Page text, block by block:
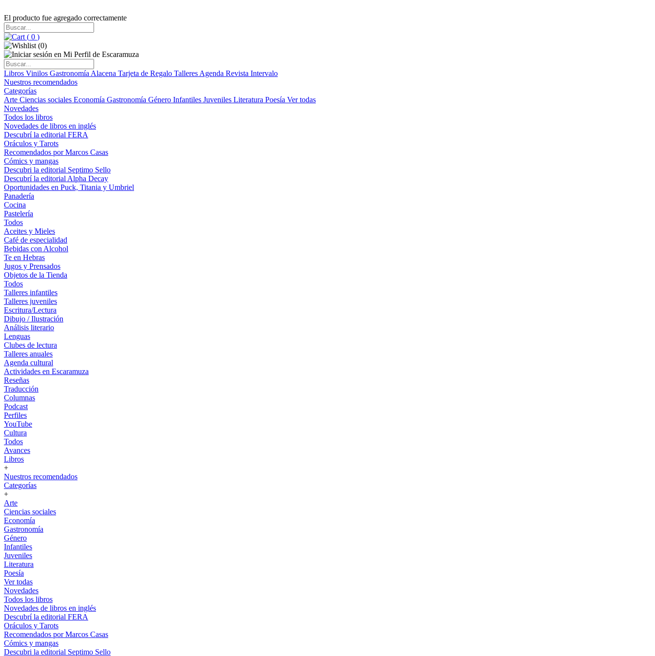
El producto fue agregado correctamente
( 0 )
(0)
Libros Vinilos Gastronomía Alacena Tarjeta de Regalo Talleres Agenda Revista Intervalo
Nuestros recomendados
Categorías
Arte Ciencias sociales Economía Gastronomía Género Infantiles Juveniles Literatura Poesía Ver todas
Novedades
Todos los libros
Novedades de libros en inglés
Descubrí la editorial FERA
Oráculos y Tarots
Recomendados por Marcos Casas
Cómics y mangas
Descubri la editorial Septimo Sello
Descubrí la editorial Alpha Decay
Oportunidades en Puck, Titania y Umbriel
Panadería
Cocina
Pastelería
Todos
Aceites y Mieles
Café de especialidad
Bebidas con Alcohol
Te en Hebras
Jugos y Prensados
Objetos de la Tienda
Todos
Talleres infantiles
Talleres juveniles
Escritura/Lectura
Dibujo / Ilustración
Análisis literario
Lenguas
Clubes de lectura
Talleres anuales
Agenda cultural
Actividades en Escaramuza
Reseñas
Traducción
Columnas
Podcast
Perfiles
YouTube
Cultura
Todos
Avances
Libros
+
Nuestros recomendados
Categorías
+
Arte
Ciencias sociales
Economía
Gastronomía
Género
Infantiles
Juveniles
Literatura
Poesía
Ver todas
Novedades
Todos los libros
Novedades de libros en inglés
Descubrí la editorial FERA
Oráculos y Tarots
Recomendados por Marcos Casas
Cómics y mangas
Descubri la editorial Septimo Sello